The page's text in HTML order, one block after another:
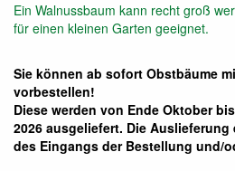
Ein Walnussbaum kann recht groß
für einen kleinen Garten geeignet.
Sie können ab sofort Obstbäume
vorbestellen!
Diese werden von Ende Oktober
2026 ausgeliefert. Die
des Eingangs der Bestellung und/